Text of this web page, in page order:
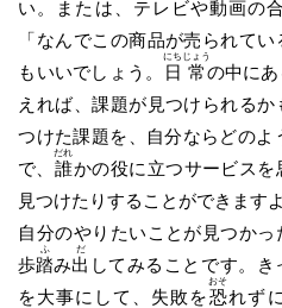
い。または、テレビや動画の
「なんでこの商品が売られて
もいいでしょう。
日
にち
常
じょう
の中に
えれば、課題が見つけられる
つけた課題を、自分ならどのよ
で、 誰
だれ
かの役に立つサービス
見つけたりすることができますよ
自分のやりたいことが見つか
歩踏
ふ
み出
だ
してみることです。
を大事にして、失敗を恐
おそ
れず